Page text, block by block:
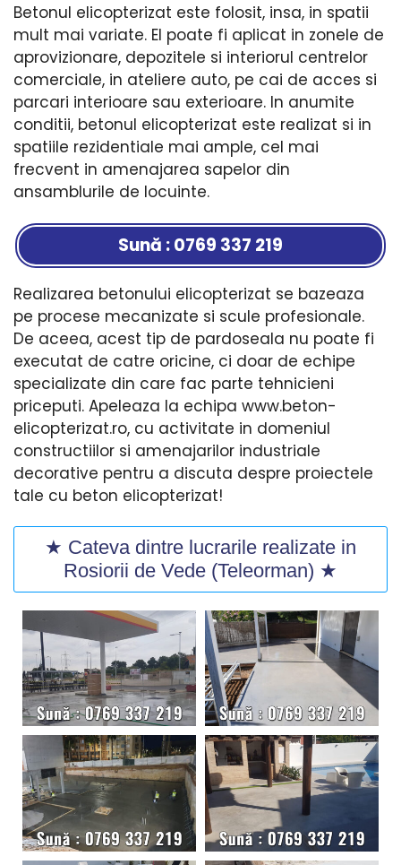
Betonul elicopterizat este folosit, insa, in spatii
mult mai variate. El poate fi aplicat in zonele de
aprovizionare, depozitele si interiorul centrelor
comerciale, in ateliere auto, pe cai de acces si
parcari interioare sau exterioare. In anumite
conditii, betonul elicopterizat este realizat si in
spatiile rezidentiale mai ample, cel mai
frecvent in amenajarea sapelor din
ansamblurile de locuinte.
Sună : 0769 337 219
Realizarea betonului elicopterizat se bazeaza
pe procese mecanizate si scule profesionale.
De aceea, acest tip de pardoseala nu poate fi
executat de catre oricine, ci doar de echipe
specializate din care fac parte tehnicieni
priceputi. Apeleaza la echipa www.beton-
elicopterizat.ro, cu activitate in domeniul
constructiilor si amenajarilor industriale
decorative pentru a discuta despre proiectele
tale cu beton elicopterizat!
★ Cateva dintre lucrarile realizate in
Rosiorii de Vede (Teleorman) ★